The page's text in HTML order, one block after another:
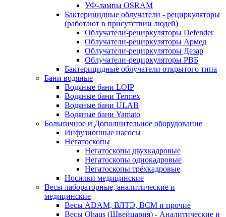
УФ-лампы OSRAM
Бактерицидные облучатели - рециркуляторы
(работают в присутствии людей)
Облучатели-рециркуляторы Defender
Облучатели-рециркуляторы Армед
Облучатели-рециркуляторы Дезар
Облучатели-рециркуляторы РВБ
Бактерицидные облучатели открытого типа
Бани водяные
Водяные бани LOIP
Водяные бани Termex
Водяные бани ULAB
Водяные бани Yamato
Больничное и Дополнительное оборудование
Инфузионные насосы
Негатоскопы
Негатоскопы двухкадровые
Негатоскопы однокадровые
Негатоскопы трёхкадровые
Носилки медицинские
Весы лабораторные, аналитические и
медицинские
Весы ADAM, ВЛТЭ, BCM и прочие
Весы Ohaus (Швейцария) - Аналитические и